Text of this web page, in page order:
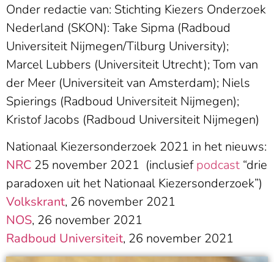
Onder redactie van: Stichting Kiezers Onderzoek
Nederland (SKON): Take Sipma (Radboud
Universiteit Nijmegen/Tilburg University);
Marcel Lubbers (Universiteit Utrecht); Tom van
der Meer (Universiteit van Amsterdam); Niels
Spierings (Radboud Universiteit Nijmegen);
Kristof Jacobs (Radboud Universiteit Nijmegen)
Nationaal Kiezersonderzoek 2021 in het nieuws:
NRC 25 november 2021 (inclusiefpodcast “drie
paradoxen uit het Nationaal Kiezersonderzoek”)
Volkskrant, 26 november 2021
NOS, 26 november 2021
Radboud Universiteit, 26 november 2021